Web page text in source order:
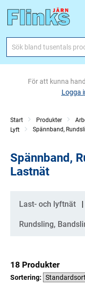
För att kunna
Logga
Start Produkter
Lyft
Spännband,
Spännband,
Lastnät
Kategorier
Last- och lyftnät
Rundsling,
18 Produkter
Sortering: